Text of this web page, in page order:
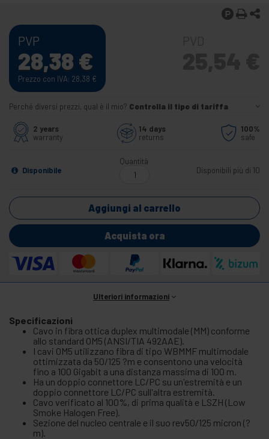
PVP
28,38 €
Prezzo con IVA: 28,38 €
Perché diversi prezzi, qual è il mio? Controlla il tipo di tariffa
2 years
warranty
14 days
returns
100%
safe
Disponibile
Quantità
Disponibili più di 10
Aggiungi al carrello
Acquista ora
Ulteriori informazioni
Specificazioni
Cavo in fibra ottica duplex multimodale (MM) conforme
allo standard OM5 (ANSI/TIA 492AAE).
I cavi OM5 utilizzano fibra di tipo WBMMF multimodale
ottimizzata da 50/125 ?m e consentono una velocità
fino a 100 Gigabit a una distanza massima di 100 m.
Ha un doppio connettore LC/PC su un'estremità e un
doppio connettore LC/PC sull'altra estremità.
Cavo verificato al 100%, di prima qualità e LSZH (Low
Smoke Halogen Free).
Sezione del nucleo centrale e il suo rev50/125 micron (?
m).